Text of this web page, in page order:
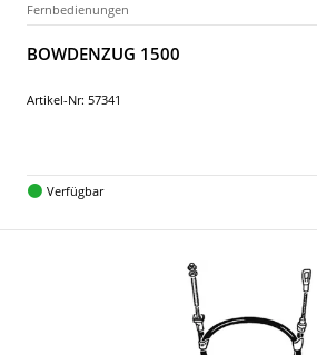
Fernbedienungen
BOWDENZUG 1500
Artikel-Nr: 57341
Verfügbar